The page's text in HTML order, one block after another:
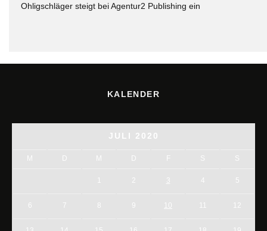
Ohligschläger steigt bei Agentur2 Publishing ein
KALENDER
JULI 2020
M D M D F S S
1 2 3 5
6 7 8 9 10 11 12